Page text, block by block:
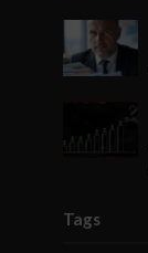
Tags